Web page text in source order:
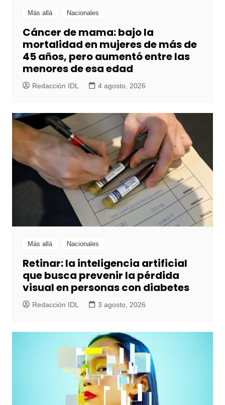
Más allá Nacionales
Cáncer de mama: bajo la
mortalidad en mujeres de más de
45 años, pero aumentó entre las
menores de esa edad
Redacción IDL 4 agosto, 2026
Más allá Nacionales
Retinar: la inteligencia artificial
que busca prevenir la pérdida
visual en personas con diabetes
Redacción IDL 3 agosto, 2026